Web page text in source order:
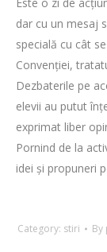
dar cu un mesaj
specială cu cât
Convenției,
Dezbaterile pe
elevii au putut
exprimat liber
Pornind de la
idei și propuneri
Category: stiri By